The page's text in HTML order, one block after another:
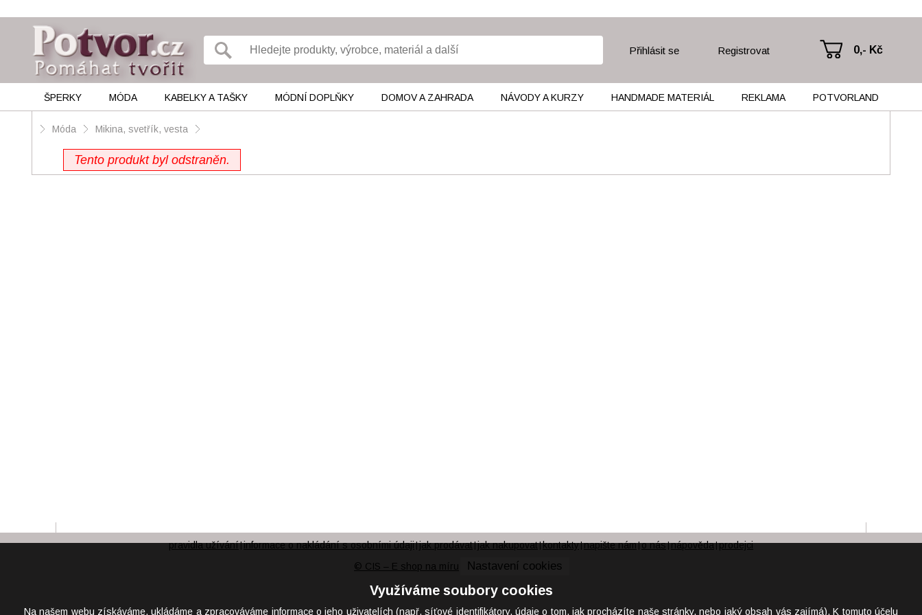
Přihlásit se Registrovat 0,- Kč
ŠPERKY MÓDA KABELKY A TAŠKY MÓDNÍ DOPLŇKY DOMOV A ZAHRADA NÁVODY A KURZY HANDMADE MATERIÁL REKLAMA POTVORLAND
Móda Mikina, svetřík, vesta
Tento produkt byl odstraněn.
pravidla užívání|informace o nakládání s osobními údaji|jak prodávat|jak nakupovat|kontakty|napište nám|o nás|nápověda|prodejci
© CIS – E shop na míru
Nastavení cookies
Využíváme soubory cookies
Na našem webu získáváme, ukládáme a zpracováváme informace o jeho uživatelích (např. síťové identifikátory, údaje o tom, jak procházíte naše stránky, nebo jaký obsah vás zajímá). K tomuto účelu